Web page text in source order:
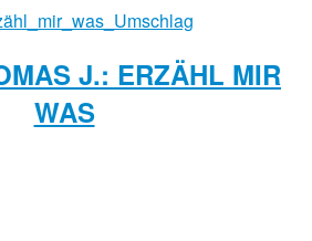
J.: ERZÄHL MIR
WAS